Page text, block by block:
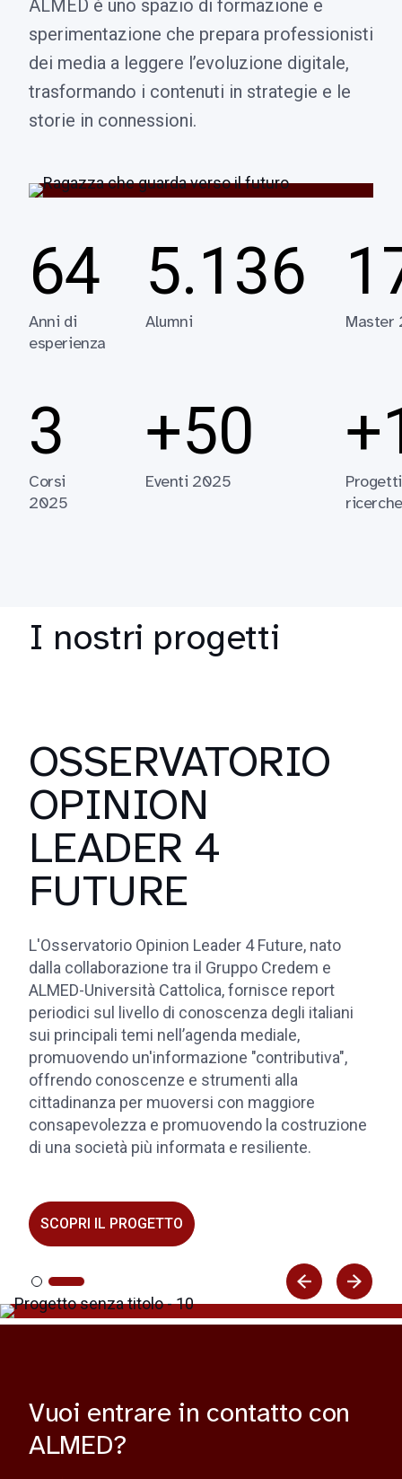
ALMED è uno spazio di formazione e
sperimentazione che prepara professionisti
dei media a leggere l’evoluzione digitale,
trasformando i contenuti in strategie e le
storie in connessioni.
64
Anni di
esperienza
5.136
Alumni Master
3
Corsi
2025
+50
Eventi 2025
I nostri progetti
OSSERVATORIO
OPINION
LEADER 4
FUTURE
L'Osservatorio Opinion Leader 4 Future, nato
dalla collaborazione tra il Gruppo Credem e
ALMED-Università Cattolica, fornisce report
periodici sul livello di conoscenza degli italiani
sui principali temi nell’agenda mediale,
promuovendo un'informazione "contributiva",
offrendo conoscenze e strumenti alla
cittadinanza per muoversi con maggiore
consapevolezza e promuovendo la costruzione
di una società più informata e resiliente.
SCOPRI IL PROGETTO
Vuoi entrare in contatto con
ALMED?